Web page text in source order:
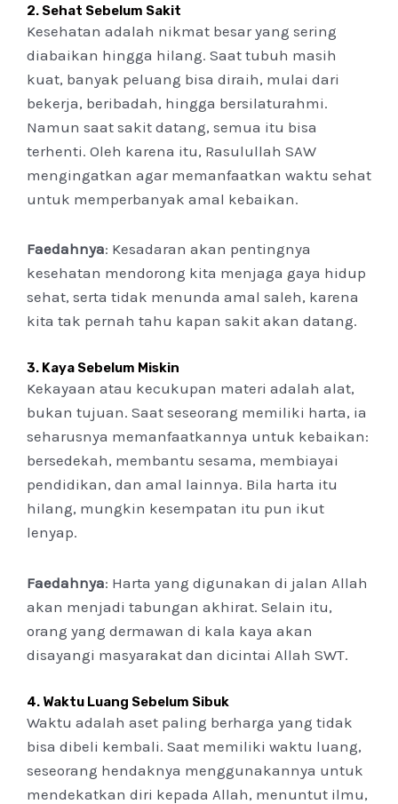
2. Sehat Sebelum Sakit
Kesehatan adalah nikmat besar yang sering
diabaikan hingga hilang. Saat tubuh masih
kuat, banyak peluang bisa diraih, mulai dari
bekerja, beribadah, hingga bersilaturahmi.
Namun saat sakit datang, semua itu bisa
terhenti. Oleh karena itu, Rasulullah SAW
mengingatkan agar memanfaatkan waktu sehat
untuk memperbanyak amal kebaikan.
Faedahnya: Kesadaran akan pentingnya
kesehatan mendorong kita menjaga gaya hidup
sehat, serta tidak menunda amal saleh, karena
kita tak pernah tahu kapan sakit akan datang.
3. Kaya Sebelum Miskin
Kekayaan atau kecukupan materi adalah alat,
bukan tujuan. Saat seseorang memiliki harta, ia
seharusnya memanfaatkannya untuk kebaikan:
bersedekah, membantu sesama, membiayai
pendidikan, dan amal lainnya. Bila harta itu
hilang, mungkin kesempatan itu pun ikut
lenyap.
Faedahnya: Harta yang digunakan di jalan Allah
akan menjadi tabungan akhirat. Selain itu,
orang yang dermawan di kala kaya akan
disayangi masyarakat dan dicintai Allah SWT.
4. Waktu Luang Sebelum Sibuk
Waktu adalah aset paling berharga yang tidak
bisa dibeli kembali. Saat memiliki waktu luang,
seseorang hendaknya menggunakannya untuk
mendekatkan diri kepada Allah, menuntut ilmu,